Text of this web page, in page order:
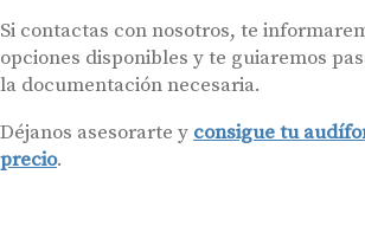
Si contactas con nosotros, te
opciones disponibles y te guiaremos
la documentación necesaria.
Déjanos asesorarte yconsigue tu
precio.